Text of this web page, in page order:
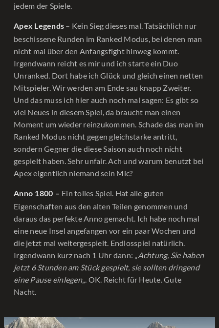
jedem der Spiele.
Apex Legends – Kein Sieg dieses mal. Tatsächlich nur
beschissene Runden im Ranked Modus, bei denen man
nicht mal über den Anfangsfight hinweg kommt.
Irgendwann reicht es mir und ich starte ein Duo
Unranked. Dort habe ich Glück und gleich einen netten
Mitspieler. Wir werden am Ende sau knapp Zweiter.
Und das muss ich hier auch noch mal sagen: Es gibt so
viel Neues in diesem Spiel, da braucht man einen
Moment um wieder reinzukommen. Schade das man im
Ranked Modus nicht gegen gleichstarke antritt,
sondern Gegner die diese Saison auch noch nicht
gespielt haben. Sehr unfair. Ach und warum benutzt bei
Apex eigentlich niemand sein Mic?
Anno 1800 – Ein tolles Spiel. Hat alle guten
Eigenschaften aus den alten Teilen genommen und
daraus das perfekte Anno gemacht. Ich habe noch mal
eine neue Insel angefangen vor ein paar Wochen und
die jetzt mal weitergespielt. Endlosspiel natürlich.
Irgendwann kurz nach 1 Uhr dann: „Achtung, Sie haben
jetzt 6 Stunden am Stück gespielt, sie sollten dringend
eine Pause einlegen„. OK. Reicht für Heute. Gute
Nacht.